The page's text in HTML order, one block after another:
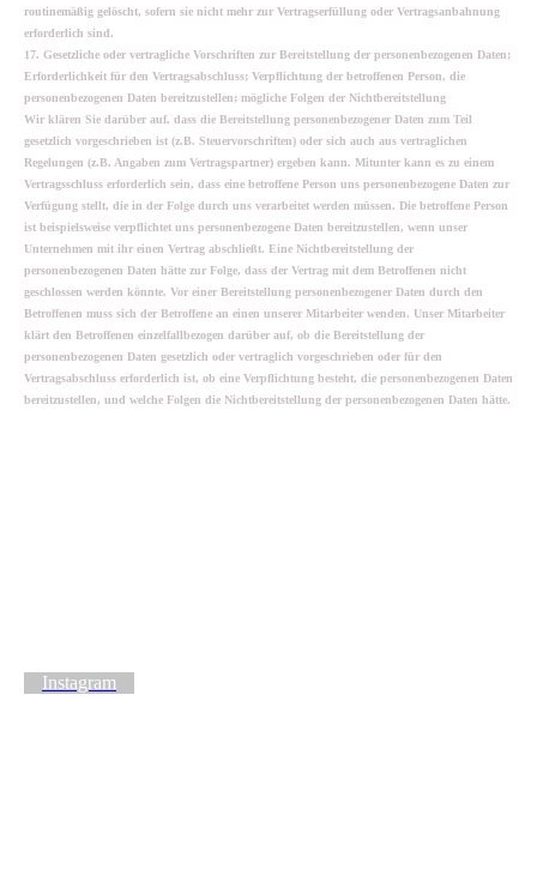
routinemäßig gelöscht, sofern sie nicht mehr zur Vertragserfüllung oder Vertragsanbahnung
erforderlich sind.
17. Gesetzliche oder vertragliche Vorschriften zur Bereitstellung der personenbezogenen Daten;
Erforderlichkeit für den Vertragsabschluss; Verpflichtung der betroffenen Person, die
personenbezogenen Daten bereitzustellen; mögliche Folgen der Nichtbereitstellung
Wir klären Sie darüber auf, dass die Bereitstellung personenbezogener Daten zum Teil
gesetzlich vorgeschrieben ist (z.B. Steuervorschriften) oder sich auch aus vertraglichen
Regelungen (z.B. Angaben zum Vertragspartner) ergeben kann. Mitunter kann es zu einem
Vertragsschluss erforderlich sein, dass eine betroffene Person uns personenbezogene Daten zur
Verfügung stellt, die in der Folge durch uns verarbeitet werden müssen. Die betroffene Person
ist beispielsweise verpflichtet uns personenbezogene Daten bereitzustellen, wenn unser
Unternehmen mit ihr einen Vertrag abschließt. Eine Nichtbereitstellung der
personenbezogenen Daten hätte zur Folge, dass der Vertrag mit dem Betroffenen nicht
geschlossen werden könnte. Vor einer Bereitstellung personenbezogener Daten durch den
Betroffenen muss sich der Betroffene an einen unserer Mitarbeiter wenden. Unser Mitarbeiter
klärt den Betroffenen einzelfallbezogen darüber auf, ob die Bereitstellung der
personenbezogenen Daten gesetzlich oder vertraglich vorgeschrieben oder für den
Vertragsabschluss erforderlich ist, ob eine Verpflichtung besteht, die personenbezogenen Daten
bereitzustellen, und welche Folgen die Nichtbereitstellung der personenbezogenen Daten hätte.
Instagram